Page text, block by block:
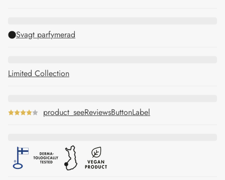
Svagt parfymerad
Limited Collection
product_seeReviewsButtonLabel